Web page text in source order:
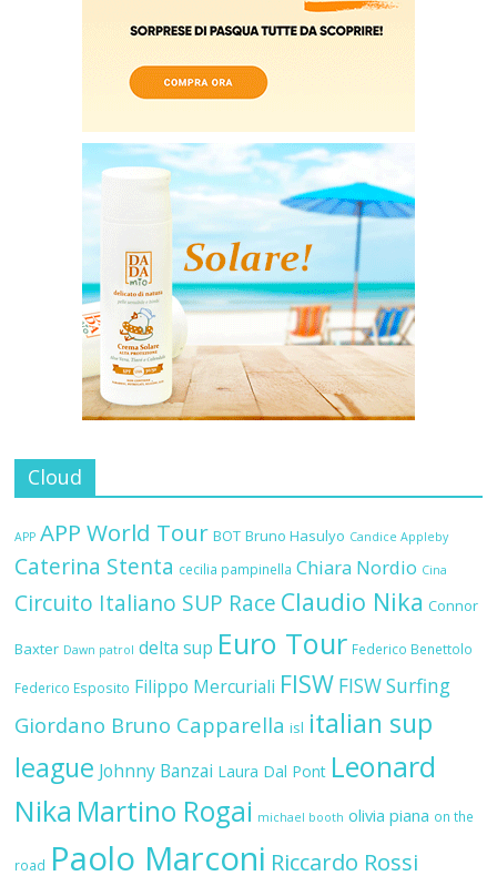
Cloud
APP APP World Tour BOT Bruno Hasulyo Candice Appleby
Caterina Stenta cecilia pampinella Chiara Nordio Cina
Circuito Italiano SUP Race Claudio Nika Connor
Baxter Dawn patrol delta sup Euro Tour Federico Benettolo
Federico Esposito Filippo Mercuriali FISW FISW Surfing
Giordano Bruno Capparella isl italian sup
league Johnny Banzai Laura Dal Pont Leonard
Nika Martino Rogai michael booth olivia piana on the
road Paolo Marconi Riccardo Rossi